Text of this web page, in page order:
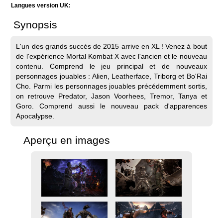
Langues version UK:
Synopsis
L'un des grands succès de 2015 arrive en XL ! Venez à bout
de l'expérience Mortal Kombat X avec l'ancien et le nouveau
contenu. Comprend le jeu principal et de nouveaux
personnages jouables : Alien, Leatherface, Triborg et Bo'Rai
Cho. Parmi les personnages jouables précédemment sortis,
on retrouve Predator, Jason Voorhees, Tremor, Tanya et
Goro. Comprend aussi le nouveau pack d'apparences
Apocalypse.
Aperçu en images